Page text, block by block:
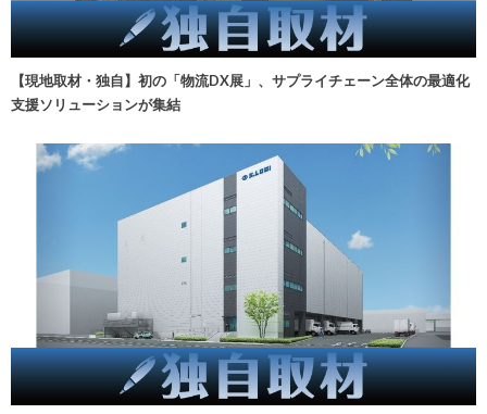
【現地取材・独自】初の「物流DX展」、サプライチェーン全体の最適化
支援ソリューションが集結